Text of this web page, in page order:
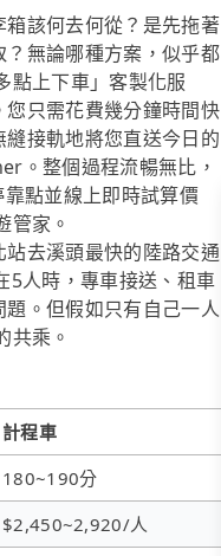
該何去何從？是先拖著
無論哪種方案，似乎都
點上下車」客製化服
只需花費幾分鐘時間快
接軌地將您直送今日的
。整個過程流暢無比，
點並線上即時試算價
管家。
去溪頭最快的陸路交通
5人時，專車接送、租車
。但假如只有自己一人
共乘。
計程車
180~190分
$2,450~2,920/人